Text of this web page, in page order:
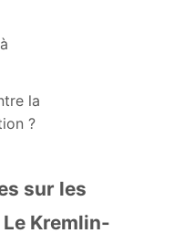
la
?
sur les
Kremlin-